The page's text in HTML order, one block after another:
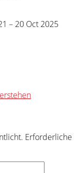
– 20 Oct 2025
Erforderliche